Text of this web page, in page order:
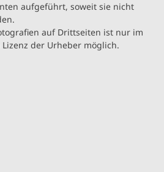
aufgeführt, soweit sie nicht
auf Drittseiten ist nur im
der Urheber möglich.